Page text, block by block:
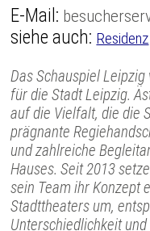
E-Mail:
siehe auch: Residenz
Das Schauspiel
für die Stadt Leipzig.
auf die Vielfalt, die die
prägnante
und zahlreiche
Hauses. Seit 2013
sein Team ihr Konzept
Stadttheaters um,
Unterschiedlichkeit